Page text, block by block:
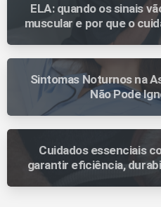
ELA: quando os sinais
muscular e por que o
diferença ao longo
Sintomas Noturnos na
Não Pode
Cuidados essenciais
garantir eficiência,